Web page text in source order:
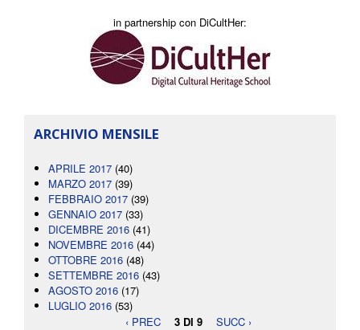
in partnership con DiCultHer:
ARCHIVIO MENSILE
APRILE 2017 (40)
MARZO 2017 (39)
FEBBRAIO 2017 (39)
GENNAIO 2017 (33)
DICEMBRE 2016 (41)
NOVEMBRE 2016 (44)
OTTOBRE 2016 (48)
SETTEMBRE 2016 (43)
AGOSTO 2016 (17)
LUGLIO 2016 (53)
‹ PREC
3 DI 9 SUCC ›